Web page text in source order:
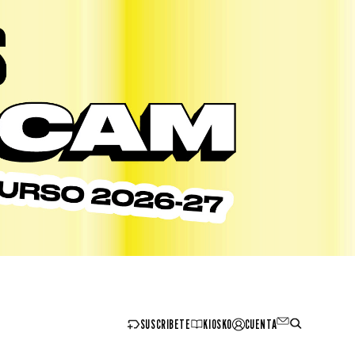
SUSCRIBETE KIOSKO CUENTA